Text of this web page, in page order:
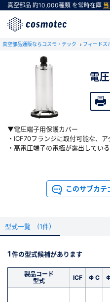
真空部品 約10,000種類 を常時在庫
真空部品通販ならコスモ・テック フィードス
電
▼電圧端子用保護カバー
・ICF70フランジに取付可能な、
・高電圧端子の電極が露出してい
・電極と接続されたケーブルは、
・対応製品： 高電圧フィードスル
お気軽にご連絡ください
このサブカテ
型式一覧 (1件）
1件の型式候補があります
製品コード
型式
ICF Φ C
会員登録をすれば、便
ま
があります。また当社の判断によりお